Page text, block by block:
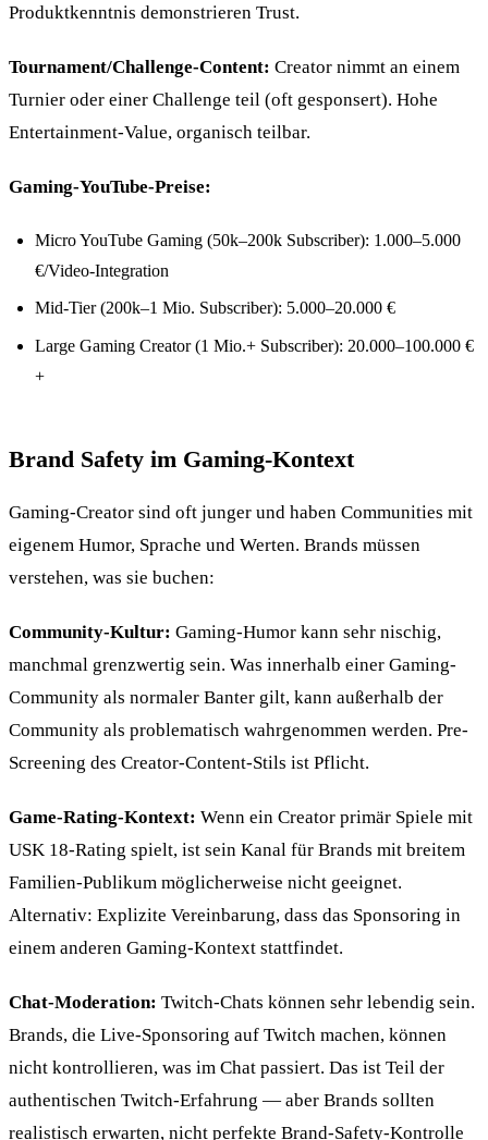
Produktkenntnis demonstrieren Trust.
Tournament/Challenge-Content: Creator nimmt an einem
Turnier oder einer Challenge teil (oft gesponsert). Hohe
Entertainment-Value, organisch teilbar.
Gaming-YouTube-Preise:
Micro YouTube Gaming (50k–200k Subscriber): 1.000–5.000
€/Video-Integration
Mid-Tier (200k–1 Mio. Subscriber): 5.000–20.000 €
Large Gaming Creator (1 Mio.+ Subscriber): 20.000–100.000 €
+
Brand Safety im Gaming-Kontext
Gaming-Creator sind oft junger und haben Communities mit
eigenem Humor, Sprache und Werten. Brands müssen
verstehen, was sie buchen:
Community-Kultur: Gaming-Humor kann sehr nischig,
manchmal grenzwertig sein. Was innerhalb einer Gaming-
Community als normaler Banter gilt, kann außerhalb der
Community als problematisch wahrgenommen werden. Pre-
Screening des Creator-Content-Stils ist Pflicht.
Game-Rating-Kontext: Wenn ein Creator primär Spiele mit
USK 18-Rating spielt, ist sein Kanal für Brands mit breitem
Familien-Publikum möglicherweise nicht geeignet.
Alternativ: Explizite Vereinbarung, dass das Sponsoring in
einem anderen Gaming-Kontext stattfindet.
Chat-Moderation: Twitch-Chats können sehr lebendig sein.
Brands, die Live-Sponsoring auf Twitch machen, können
nicht kontrollieren, was im Chat passiert. Das ist Teil der
authentischen Twitch-Erfahrung — aber Brands sollten
realistisch erwarten, nicht perfekte Brand-Safety-Kontrolle